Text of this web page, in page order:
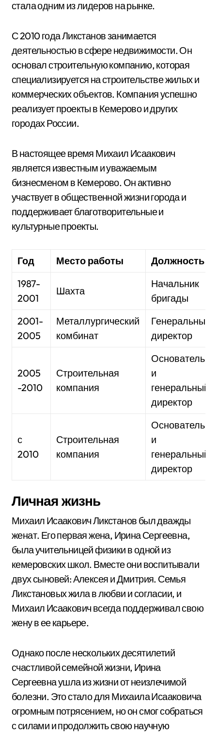
стала одним из лидеров на рынке.
С 2010 года Ликстанов занимается
деятельностью в сфере недвижимости. Он
основал строительную компанию, которая
специализируется на строительстве жилых и
коммерческих объектов. Компания успешно
реализует проекты в Кемерово и других
городах России.
В настоящее время Михаил Исаакович
является известным и уважаемым
бизнесменом в Кемерово. Он активно
участвует в общественной жизни города и
поддерживает благотворительные и
культурные проекты.
Год Место работы
Должность
1987-
2001
Шахта
Начальник
бригады
2001-
2005
Металлургический
комбинат
Генеральный
директор
2005
-2010
Строительная
компания
Основатель
и
генеральный
директор
с
2010
Строительная
компания
Основатель
и
генеральный
директор
Личная жизнь
Михаил Исаакович Ликстанов был дважды
женат. Его первая жена, Ирина Сергеевна,
была учительницей физики в одной из
кемеровских школ. Вместе они воспитывали
двух сыновей: Алексея и Дмитрия. Семья
Ликстановых жила в любви и согласии, и
Михаил Исаакович всегда поддерживал свою
жену в ее карьере.
Однако после нескольких десятилетий
счастливой семейной жизни, Ирина
Сергеевна ушла из жизни от неизлечимой
болезни. Это стало для Михаила Исааковича
огромным потрясением, но он смог собраться
с силами и продолжить свою научную